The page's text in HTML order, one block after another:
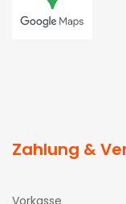
Zahlung &
Vorkasse